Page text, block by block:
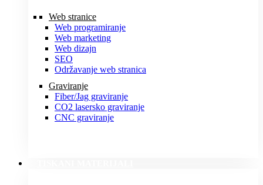
Web stranice
Web programiranje
Web marketing
Web dizajn
SEO
Održavanje web stranica
Graviranje
Fiber/Jag graviranje
CO2 lasersko graviranje
CNC graviranje